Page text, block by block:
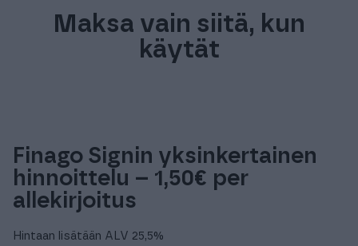
Maksa vain siitä, kun
käytät
Finago Signin yksinkertainen
hinnoittelu – 1,50€ per
allekirjoitus
Hintaan lisätään ALV 25,5%